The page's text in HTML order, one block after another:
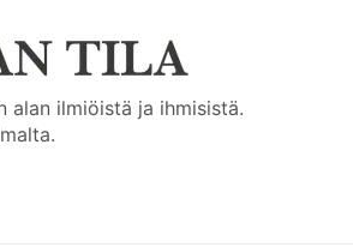
alan ilmiöistä ja ihmisistä.